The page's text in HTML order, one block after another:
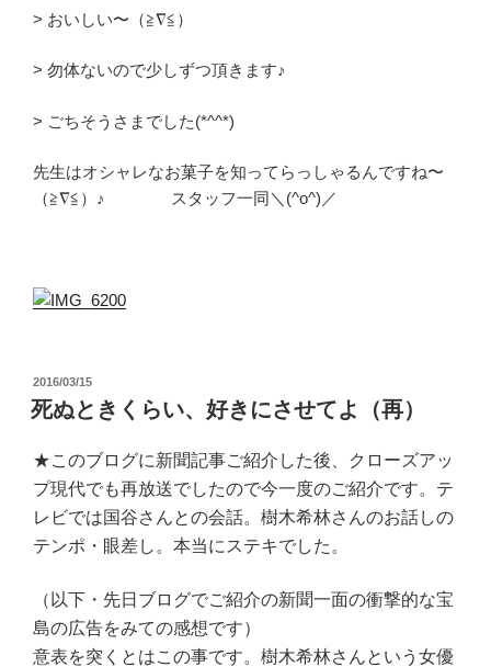
> おいしい〜（≧∇≦）
> 勿体ないので少しずつ頂きます♪
> ごちそうさまでした(*^^*)
先生はオシャレなお菓子を知ってらっしゃるんですね〜
（≧∇≦）♪ スタッフ一同＼(^o^)／
投
稿
日:
2016/03/15
死ぬときくらい、好きにさせてよ（再）
★このブログに新聞記事ご紹介した後、クローズアッ
プ現代でも再放送でしたので今一度のご紹介です。テ
レビでは国谷さんとの会話。樹木希林さんのお話しの
テンポ・眼差し。本当にステキでした。
（以下・先日ブログでご紹介の新聞一面の衝撃的な宝
島の広告をみての感想です）
意表を突くとはこの事です。樹木希林さんという女優